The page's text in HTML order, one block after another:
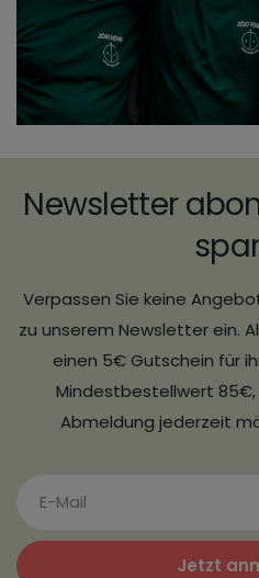
Newsletter
Verpassen Sie keine
zu unserem Newsletter ein.
einen 5€ Gutschein für
Mindestbestellwert 85€,
Abmeldung jederzeit
Jetzt